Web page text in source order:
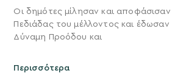
Οι δημότες μίλησαν και
Πεδιάδας του μέλλοντος και έδωσαν
Δύναμη Προόδου και
Περισσότερα